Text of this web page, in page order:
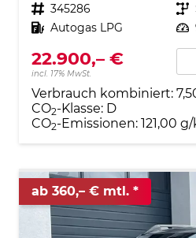
Fahrzeugnr. 345286 Getriebe
Kraftstoff Autogas LPG Leistung
22.900,– €
incl. 17% MwSt.
Verbrauch kombiniert:
CO2-Klasse: D
CO2-Emissionen: 121,00
ab 360,– € mtl.